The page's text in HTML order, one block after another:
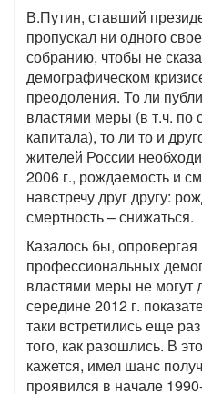
В.Путин, ставший
пропускал ни одного
собранию, чтобы не
демографическом
преодоления. То ли
властями меры (в т.ч. по
капитала), то ли то и
жителей России
2006 г., рождаемость и
навстречу друг другу:
смертность – снижаться.
Казалось бы,
профессиональных
властями меры не могут
середине 2012 г.
таки встретились еще
того, как разошлись. В
кажется, имел шанс
проявился в начале